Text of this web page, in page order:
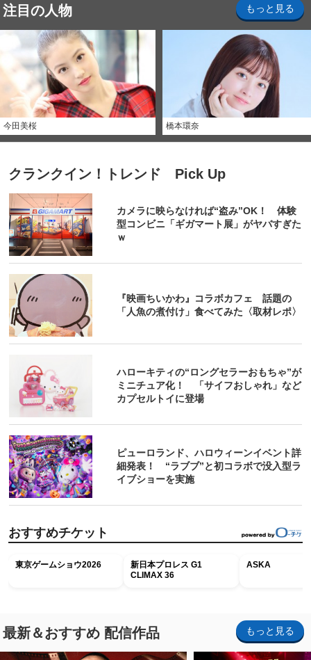
注目の人物 もっと見る
今田美桜 橋本環奈
クランクイン！トレンド Pick Up
カメラに映らなければ“盗み”OK！ 体験
型コンビニ「ギガマート展」がヤバすぎた
ｗ
『映画ちいかわ』コラボカフェ 話題の
「人魚の煮付け」食べてみた〈取材レポ〉
ハローキティの“ロングセラーおもちゃ”が
ミニチュア化！ 「サイフおしゃれ」など
カプセルトイに登場
ピューロランド、ハロウィーンイベント詳
細発表！ “ラブブ”と初コラボで没入型ラ
イブショーを実施
おすすめチケット
東京ゲームショウ2026
新日本プロレス G1
CLIMAX 36
ASKA
最新＆おすすめ 配信作品 もっと見る